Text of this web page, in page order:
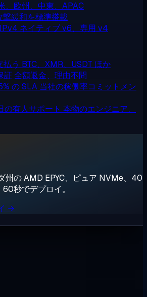
、欧州、中東、APAC
撃緩和を標準搭載
ネイティブ v6、専用 v4
払う BTC、XMR、USDT ほか
証 全額返金、理由不問
の SLA 当社の稼働率コミットメン
有人サポート 本物のエンジニア、
州の AMD EPYC、ピュア NVMe、40
秒でデプロイ。
→